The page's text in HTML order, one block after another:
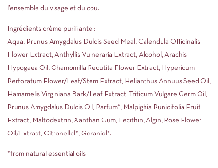
l’ensemble du visage et du cou.
Ingrédients crème purifiante :
Aqua, Prunus Amygdalus Dulcis Seed Meal, Calendula Officinalis
Flower Extract, Anthyllis Vulneraria Extract, Alcohol, Arachis
Hypogaea Oil, Chamomilla Recutita Flower Extract, Hypericum
Perforatum Flower/Leaf/Stem Extract, Helianthus Annuus Seed Oil,
Hamamelis Virginiana Bark/Leaf Extract, Triticum Vulgare Germ Oil,
Prunus Amygdalus Dulcis Oil, Parfum*, Malpighia Punicifolia Fruit
Extract, Maltodextrin, Xanthan Gum, Lecithin, Algin, Rose Flower
Oil/Extract, Citronellol*, Geraniol*.
*from natural essential oils